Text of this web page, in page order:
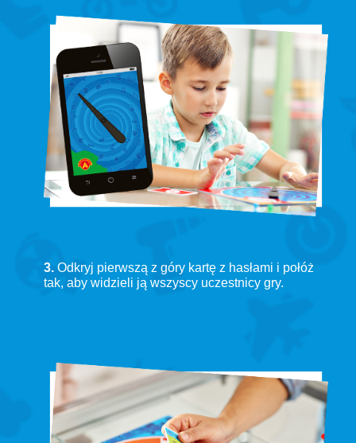
3. Odkryj pierwszą z góry kartę z hasłami i połóż
tak, aby widzieli ją wszyscy uczestnicy gry.